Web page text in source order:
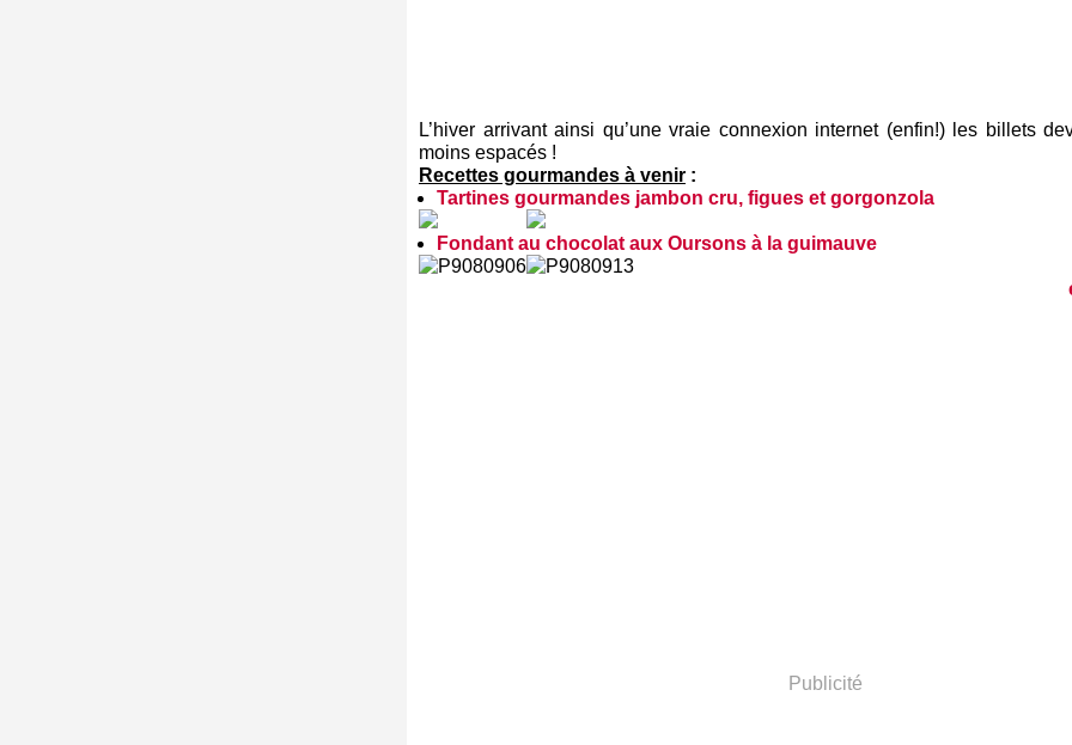
L’hiver arrivant ainsi qu’une vraie connexion internet (enfin!) les billets
moins espacés !
Recettes gourmandes à venir :
Tartines gourmandes jambon cru, figues et gorgonzola
Fondant au chocolat aux Oursons à la guimauve
Publicité